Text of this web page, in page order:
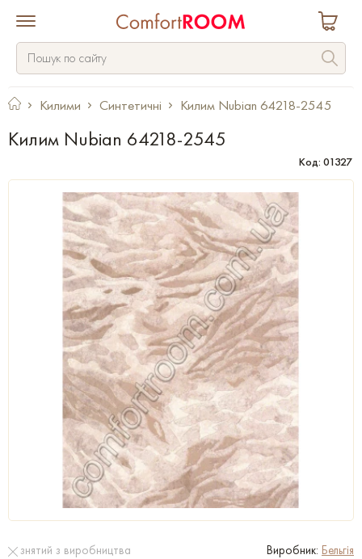
Килими Синтетичні Килим Nubian 64218-2545
Килим Nubian 64218-2545
Код: 01327
знятий з виробництва Виробник: Бельгія